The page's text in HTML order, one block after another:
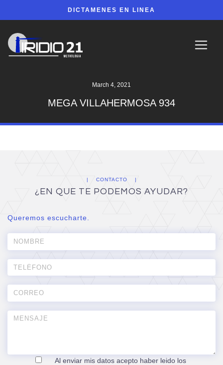
DICTAMENES EN LINEA
March 4, 2021
MEGA VILLAHERMOSA 934
CONTACTO
¿EN QUE TE PODEMOS AYUDAR?
Queremos escucharte.
Al enviar mis datos acepto haber leido los